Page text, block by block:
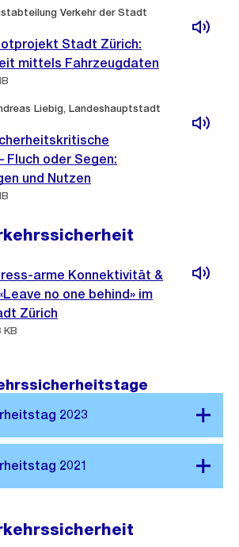
Verkehr der Stadt
Stadt Zürich:
mittels Fahrzeugdaten
Liebig, Landeshauptstadt
Fluch oder Segen:
und Nutzen
arme Konnektivität &
no one behind» im
Zürich
KB